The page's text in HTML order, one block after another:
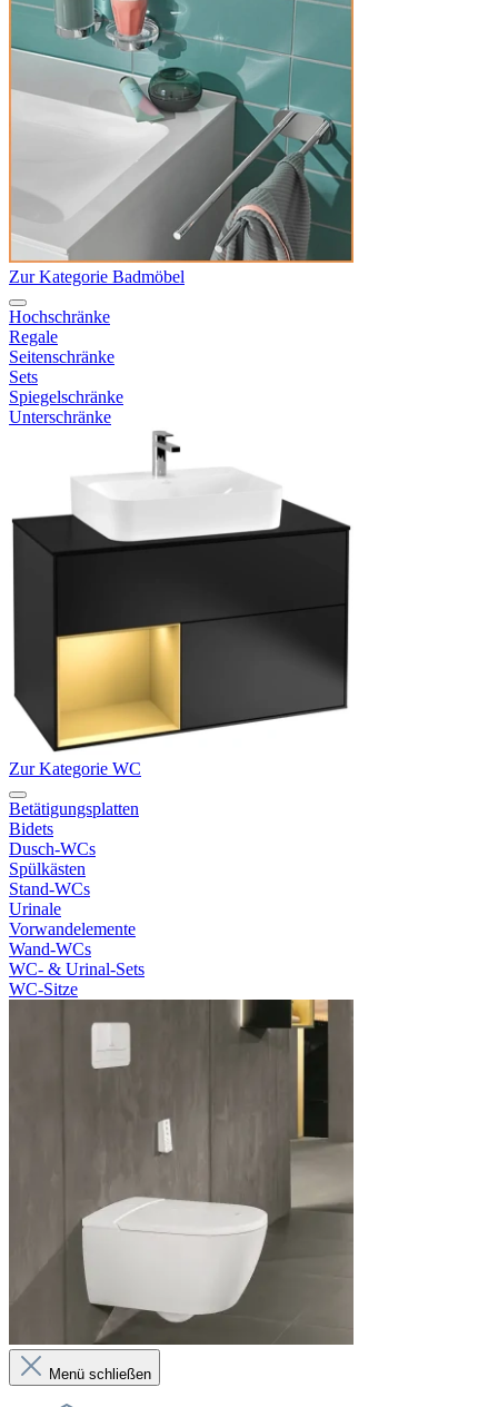
Zur Kategorie Badmöbel
Hochschränke
Regale
Seitenschränke
Sets
Spiegelschränke
Unterschränke
Zur Kategorie WC
Betätigungsplatten
Bidets
Dusch-WCs
Spülkästen
Stand-WCs
Urinale
Vorwandelemente
Wand-WCs
WC- & Urinal-Sets
WC-Sitze
Menü schließen